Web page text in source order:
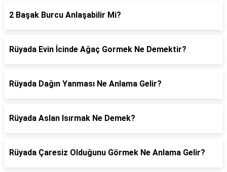
2 Başak Burcu Anlaşabilir Mi?
Rüyada Evin İcinde Ağaç Gormek Ne Demektir?
Rüyada Dağın Yanması Ne Anlama Gelir?
Rüyada Aslan Isırmak Ne Demek?
Rüyada Çaresiz Olduğunu Görmek Ne Anlama Gelir?